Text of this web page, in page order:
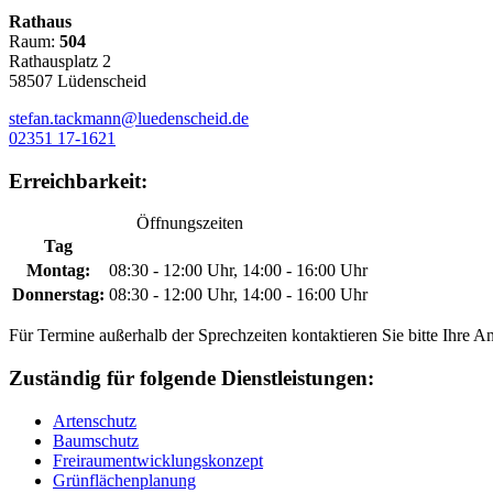
Rathaus
Raum: 504
Rathausplatz 2
58507 Lüdenscheid
stefan.tackmann@luedenscheid.de
02351 17-1621
Erreichbarkeit:
Öffnungszeiten
Tag
Montag:
08:30 - 12:00 Uhr, 14:00 - 16:00 Uhr
Donnerstag: 08:30 - 12:00 Uhr, 14:00 - 16:00 Uhr
Für Termine außerhalb der Sprechzeiten kontaktieren Sie bitte Ihre
Zuständig für folgende Dienstleistungen:
Artenschutz
Baumschutz
Freiraumentwicklungskonzept
Grünflächenplanung